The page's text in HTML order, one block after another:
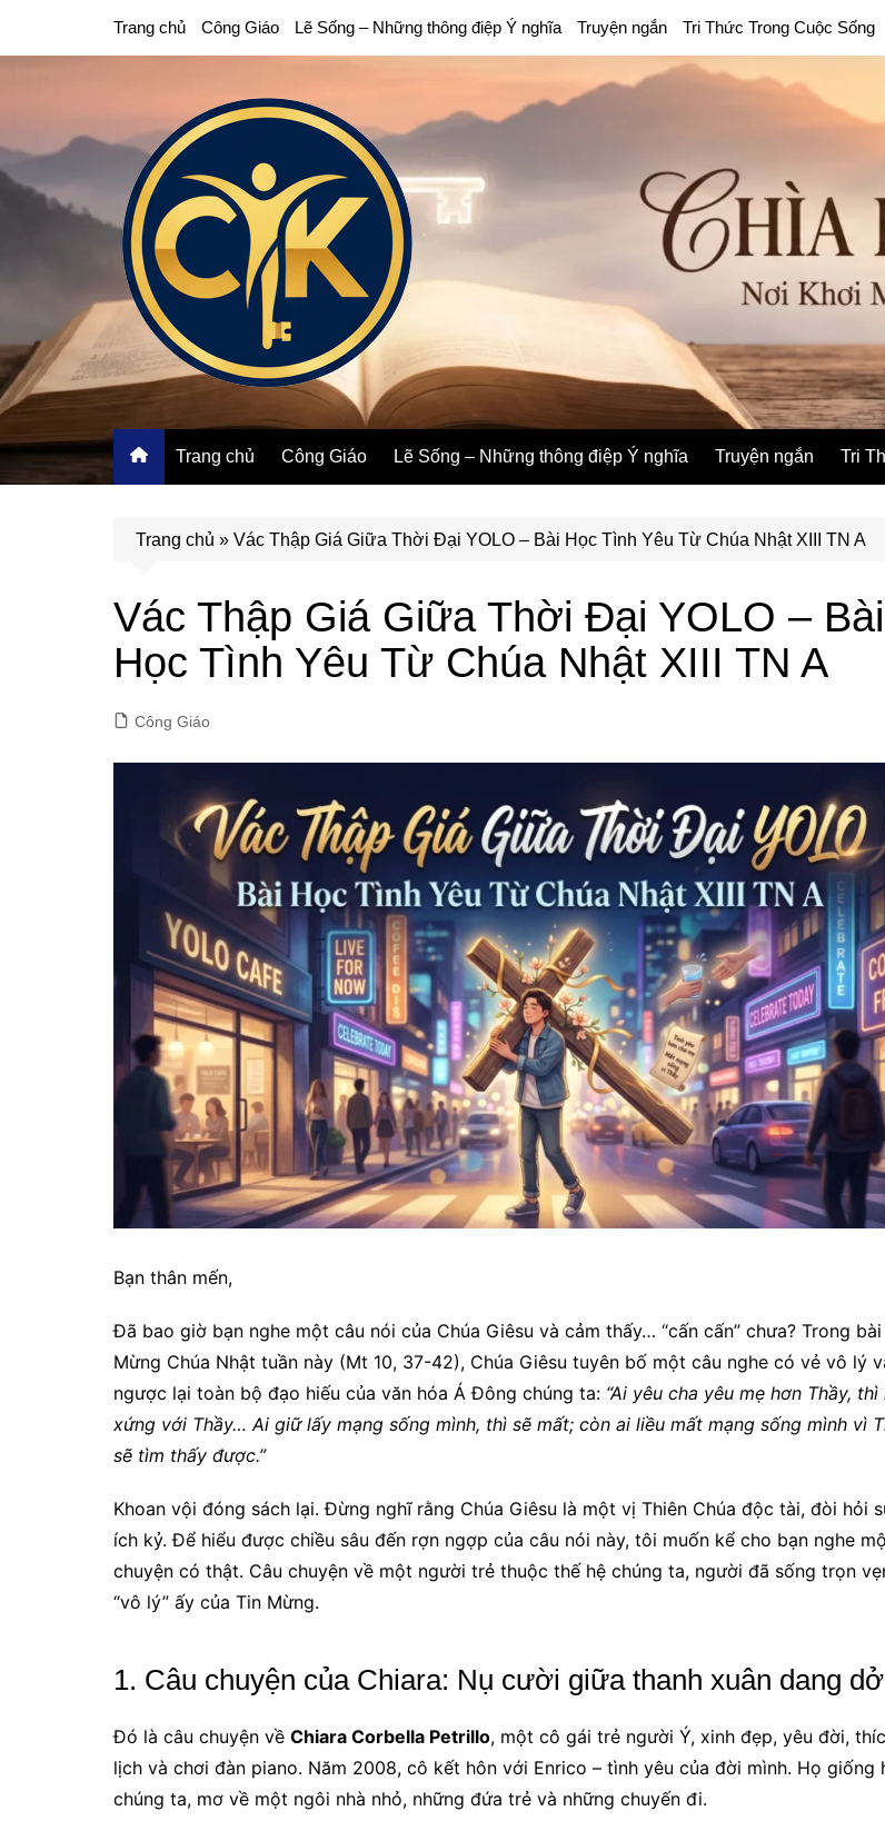
Trang chủ Công Giáo Lẽ Sống – Những thông điệp Ý nghĩa Truyện ngắn Tri Thức Trong Cuộc Sống
Trang chủ Công Giáo Lẽ Sống – Những thông điệp Ý nghĩa Truyện ngắn Tri
Ẩm
Trang chủ » Vác Thập Giá Giữa Thời Đại YOLO – Bài Học Tình Yêu Từ Chúa Nhật XIII TN A
Vác Thập Giá Giữa Thời Đại YOLO – Bài
Học Tình Yêu Từ Chúa Nhật XIII TN A
Công Giáo
Bạn thân mến,
Đã bao giờ bạn nghe một câu nói của Chúa Giêsu và cảm thấy… “cấn cấn” chưa? Trong
Mừng Chúa Nhật tuần này (Mt 10, 37-42), Chúa Giêsu tuyên bố một câu nghe có vẻ vô lý
ngược lại toàn bộ đạo hiếu của văn hóa Á Đông chúng ta: “Ai yêu cha yêu mẹ hơn Thầy,
xứng với Thầy… Ai giữ lấy mạng sống mình, thì sẽ mất; còn ai liều mất mạng sống mình vì
sẽ tìm thấy được.”
Khoan vội đóng sách lại. Đừng nghĩ rằng Chúa Giêsu là một vị Thiên Chúa độc tài, đòi hỏi
ích kỷ. Để hiểu được chiều sâu đến rợn ngợp của câu nói này, tôi muốn kể cho bạn nghe
chuyện có thật. Câu chuyện về một người trẻ thuộc thế hệ chúng ta, người đã sống trọn
“vô lý” ấy của Tin Mừng.
1. Câu chuyện của Chiara: Nụ cười giữa thanh xuân dang dở
Đó là câu chuyện về Chiara Corbella Petrillo, một cô gái trẻ người Ý, xinh đẹp, yêu đời,
lịch và chơi đàn piano. Năm 2008, cô kết hôn với Enrico – tình yêu của đời mình. Họ giống
chúng ta, mơ về một ngôi nhà nhỏ, những đứa trẻ và những chuyến đi.